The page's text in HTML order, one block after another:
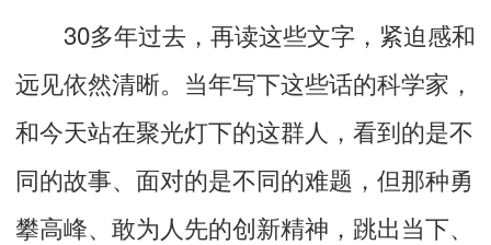
30多年过去，再读这些文字，紧迫感和
远见依然清晰。当年写下这些话的科学家，
和今天站在聚光灯下的这群人，看到的是不
同的故事、面对的是不同的难题，但那种勇
攀高峰、敢为人先的创新精神，跳出当下、